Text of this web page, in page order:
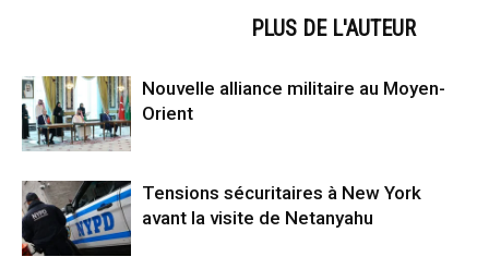
PLUS DE L'AUTEUR
Nouvelle alliance militaire au Moyen-
Orient
Tensions sécuritaires à New York
avant la visite de Netanyahu